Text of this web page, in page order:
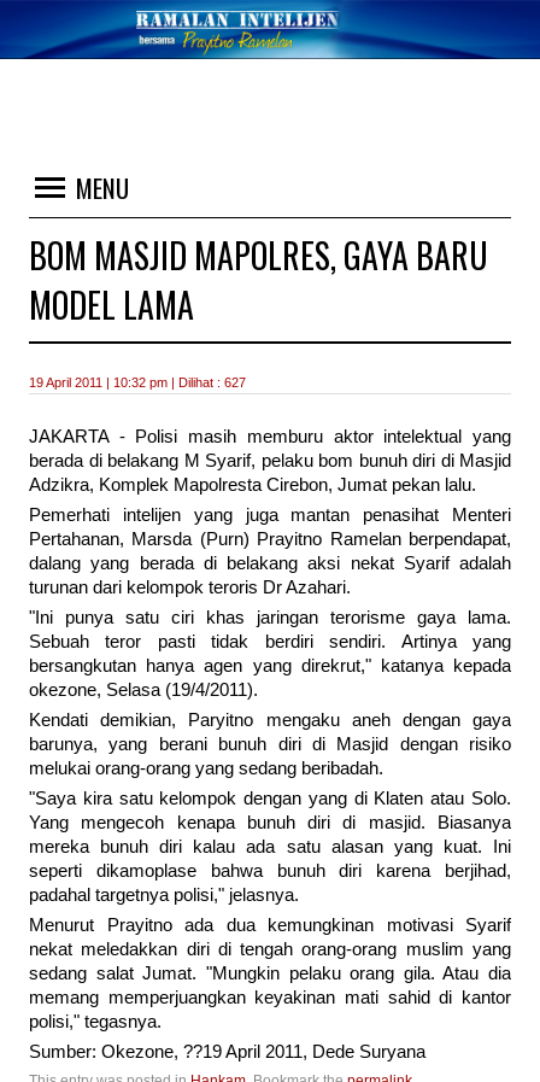
MENU
BOM MASJID MAPOLRES, GAYA BARU
MODEL LAMA
19 April 2011 | 10:32 pm | Dilihat : 627
JAKARTA - Polisi masih memburu aktor intelektual yang
berada di belakang M Syarif, pelaku bom bunuh diri di Masjid
Adzikra, Komplek Mapolresta Cirebon, Jumat pekan lalu.
Pemerhati intelijen yang juga mantan penasihat Menteri
Pertahanan, Marsda (Purn) Prayitno Ramelan berpendapat,
dalang yang berada di belakang aksi nekat Syarif adalah
turunan dari kelompok teroris Dr Azahari.
"Ini punya satu ciri khas jaringan terorisme gaya lama.
Sebuah teror pasti tidak berdiri sendiri. Artinya yang
bersangkutan hanya agen yang direkrut," katanya kepada
okezone, Selasa (19/4/2011).
Kendati demikian, Paryitno mengaku aneh dengan gaya
barunya, yang berani bunuh diri di Masjid dengan risiko
melukai orang-orang yang sedang beribadah.
"Saya kira satu kelompok dengan yang di Klaten atau Solo.
Yang mengecoh kenapa bunuh diri di masjid. Biasanya
mereka bunuh diri kalau ada satu alasan yang kuat. Ini
seperti dikamoplase bahwa bunuh diri karena berjihad,
padahal targetnya polisi," jelasnya.
Menurut Prayitno ada dua kemungkinan motivasi Syarif
nekat meledakkan diri di tengah orang-orang muslim yang
sedang salat Jumat. "Mungkin pelaku orang gila. Atau dia
memang memperjuangkan keyakinan mati sahid di kantor
polisi," tegasnya.
Sumber: Okezone, ??19 April 2011, Dede Suryana